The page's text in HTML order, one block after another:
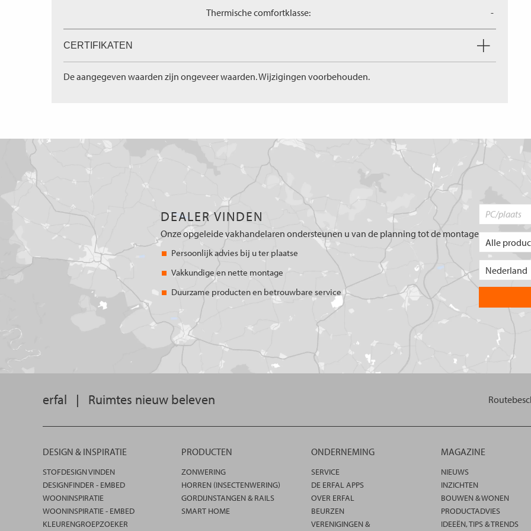
Thermische comfortklasse: -
CERTIFIKATEN
De aangegeven waarden zijn ongeveer waarden. Wijzigingen voorbehouden.
DEALER VINDEN
Onze opgeleide vakhandelaren ondersteunen u van de planning tot de montage
Persoonlijk advies bij u ter plaatse
Vakkundige en nette montage
Duurzame producten en betrouwbare service
erfal | Ruimtes nieuw beleven
DESIGN & INSPIRATIE
STOFDESIGN VINDEN
DESIGNFINDER - EMBED
WOONINSPIRATIE
WOONINSPIRATIE - EMBED
KLEURENGROEPZOEKER
PRODUCTEN
ZONWERING
HORREN (INSECTENWERING)
GORDIJNSTANGEN & RAILS
SMART HOME
ONDERNEMING
SERVICE
DE ERFAL APPS
OVER ERFAL
BEURZEN
VERENIGINGEN &
MAGAZINE
NIEUWS
INZICHTEN
BOUWEN & WONEN
PRODUCTADVIES
IDEEËN, TIPS & TRENDS